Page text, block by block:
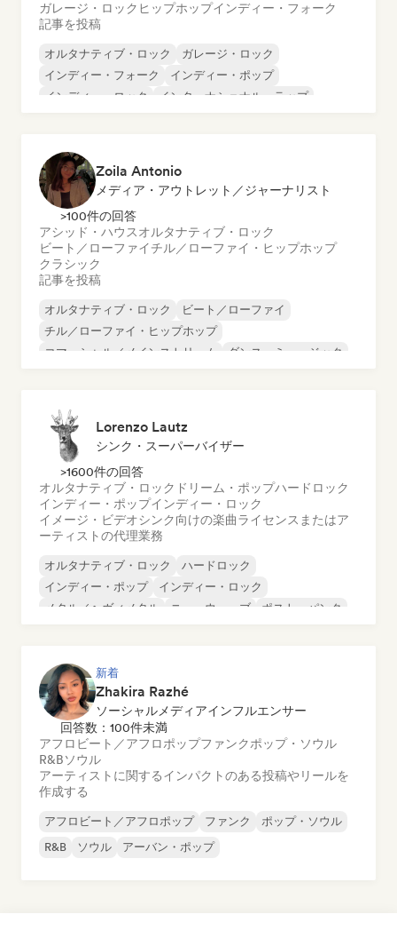
ガレージ・ロック ヒップホップインディー・フォーク
記事を投稿
オルタナティブ・ロック
ガレージ・ロック
インディー・フォーク
インディー・ポップ
インディー・ロック
インターナショナル・ラップ
Zoila Antonio
メディア・アウトレット／ジャーナリスト
>100件の回答
アシッド・ハウスオルタナティブ・ロック
ビート／ローファイチル／ローファイ・ヒップホップ
クラシック
記事を投稿
オルタナティブ・ロック
ビート／ローファイ
チル／ローファイ・ヒップホップ
コマーシャル／メインストリーム
ダンス・ミュージック
Lorenzo Lautz
シンク・スーパーバイザー
>1600件の回答
オルタナティブ・ロック ドリーム・ポップハードロック
インディー・ポップインディー・ロック
イメージ・ビデオシンク向けの楽曲ライセンスまたはア
ーティストの代理業務
オルタナティブ・ロック
ハードロック
インディー・ポップ
インディー・ロック
メタル／ヘヴィメタル
ニューウェーブ
ポスト・パンク
新着
Zhakira Razhé
ソーシャルメディアインフルエンサー
回答数：100件未満
アフロビート／アフロポップファンクポップ・ソウル
R&Bソウル
アーティストに関するインパクトのある投稿やリールを
作成する
アフロビート／アフロポップ ファンク
ポップ・ソウル
R&B
ソウル アーバン・ポップ